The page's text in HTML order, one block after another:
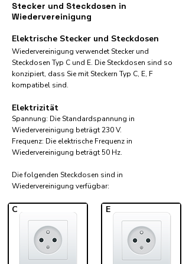
Stecker und Steckdosen in
Wiedervereinigung
Elektrische Stecker und Steckdosen
Wiedervereinigung verwendet Stecker und
Steckdosen Typ C und E. Die Steckdosen sind so
konzipiert, dass Sie mit Steckern Typ C, E, F
kompatibel sind.
Elektrizität
Spannung: Die Standardspannung in
Wiedervereinigung beträgt 230 V.
Frequenz: Die elektrische Frequenz in
Wiedervereinigung beträgt 50 Hz.
Die folgenden Steckdosen sind in
Wiedervereinigung verfügbar:​
C E